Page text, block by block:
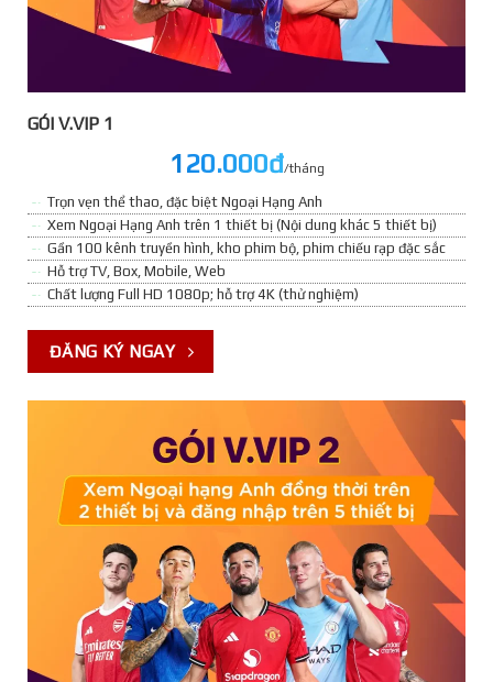
GÓI V.VIP 1
120.000đ/tháng
Trọn vẹn thể thao, đặc biệt Ngoại Hạng Anh
Xem Ngoại Hạng Anh trên 1 thiết bị (Nội dung khác 5 thiết bị)
Gần 100 kênh truyền hình, kho phim bộ, phim chiếu rạp đặc sắc
Hỗ trợ TV, Box, Mobile, Web
Chất lượng Full HD 1080p; hỗ trợ 4K (thử nghiệm)
ĐĂNG KÝ NGAY